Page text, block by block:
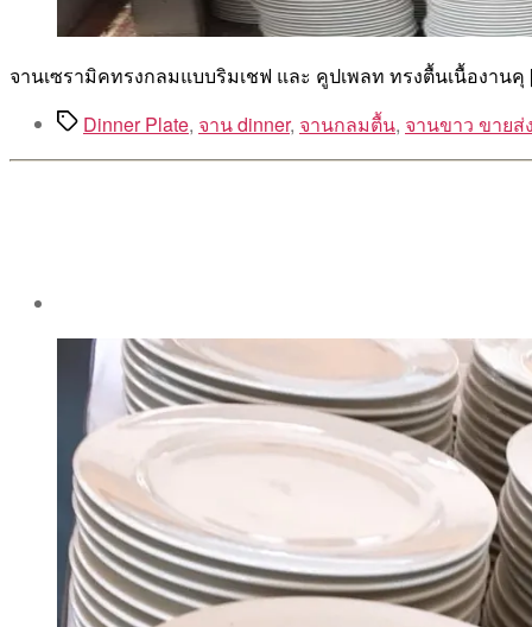
จานเซรามิคทรงกลมแบบริมเชฟ และ คูปเพลท ทรงตื้นเนื้องาน
TagsDinner Plate, จาน dinner, จานกลมตื้น, จานขาว ขายส่ง
By
Aea